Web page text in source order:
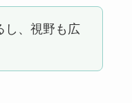
し、視野も広